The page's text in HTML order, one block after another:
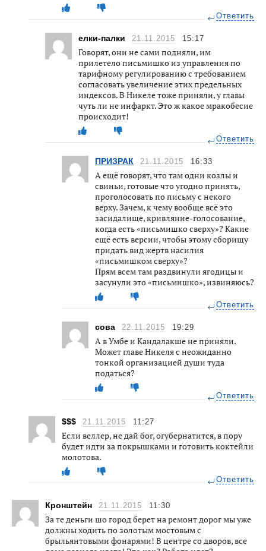
Ответить
елки-палки 21.11.2015 15:17
Говорят, они не сами подняли, им
прилетело письмишко из управления по
тарифному регулированию с требованием
согласовать увеличение этих предельных
индексов. В Никеле тоже приняли, у главы
чуть ли не инфаркт. Это ж какое мракобесие
происходит!
Ответить
ПРИЗРАК 21.11.2015 16:33
А ещё говорят, что там одни козлы и
свиньи, готовые что угодно принять,
проголосовать по письму с некого
верху. Зачем, к чему вообще всё это
засидалище, кривляние-голосование,
когда есть «письмишко сверху»? Какие
ещё есть версии, чтобы этому сборищу
придать вид жертв насилия
«письмишком сверху»?
Прям всем там раздвинули ягодицы и
засунули это «письмишко», извиняюсь?
Ответить
сова 22.11.2015 19:29
А в Умбе и Кандалакше не приняли.
Может главе Никеля с неожиданно
тонкой организацией души туда
податься?
Ответить
$$$ 21.11.2015 11:27
Если веллер, не дай бог, огубернатится, в пору
будет идти за покрышками и готовить коктейли
молотова.
Ответить
Кронштейн 21.11.2015 11:30
За те деньги шо город берет на ремонт дорог мы уже
должны ходить по золотым мостовым с
брыльянтовыми фонарями! В центре со дворов, все